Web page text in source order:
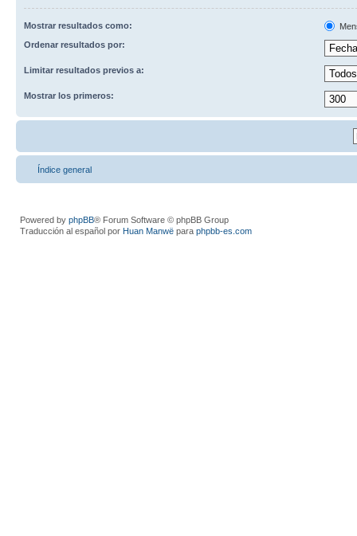
Mostrar resultados como:
Ordenar resultados por:
Limitar resultados previos a:
Mostrar los primeros:
Índice general
Powered by phpBB® Forum Software © phpBB Group
Traducción al español por Huan Manwë para phpbb-es.com